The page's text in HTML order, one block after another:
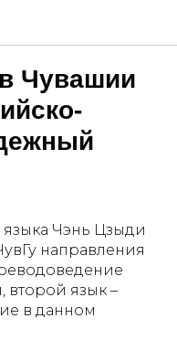
Чувашии
языка Чэнь Цзыди
направления
второй язык –
в данном